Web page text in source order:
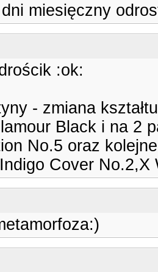
miesięczny
:ok:
- zmiana
Black i na 2
No.5 oraz
Cover